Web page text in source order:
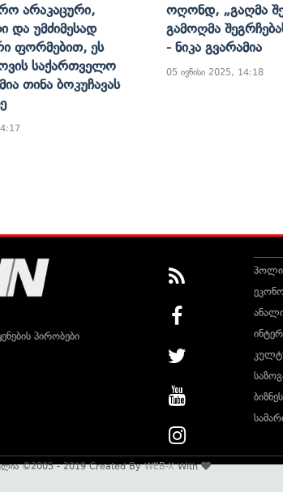
Არაკაცური,
Და Უმძიმესად
Ფორმებით, Ეს
Საქართველო
Თინა Ბოკუჩავას
Ოღონდ, „გაღმა
Გამოღმა
- Ნიკა Გვარამია
05 ივნისი 2025, 14:18
პირობები
©2005 - 2019 Created ByWEB-XWith